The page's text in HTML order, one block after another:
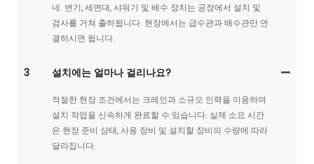
네. 변기, 세면대, 샤워기 및 배수 장치는 공장에서 설치 및
검사를 거쳐 출하됩니다. 현장에서는 급수관과 배수관만 연
결하시면 됩니다.
3 설치에는 얼마나 걸리나요?
적절한 현장 조건에서는 크레인과 소규모 인력을 이용하여
설치 작업을 신속하게 완료할 수 있습니다. 실제 소요 시간
은 현장 준비 상태, 사용 장비 및 설치할 장비의 수량에 따라
달라집니다.